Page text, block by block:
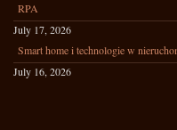
RPA
July 17, 2026
Smart home i technologie w
July 16, 2026